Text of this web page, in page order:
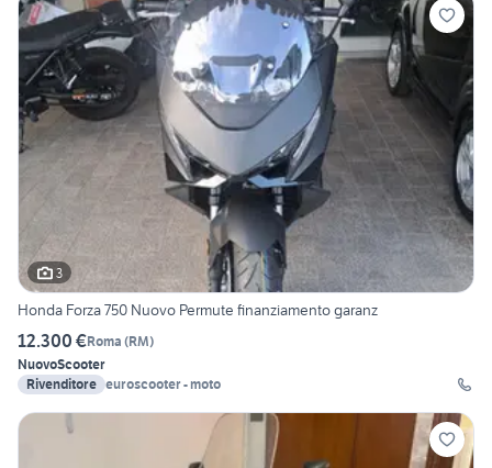
3
Honda Forza 750 Nuovo Permute finanziamento garanz
12.300 €Roma (RM)
NuovoScooter
Rivenditore euroscooter - moto